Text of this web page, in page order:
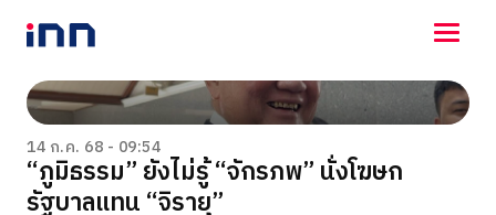
NEWS
ENTERTAINMENT
LIFESTYLE
HOROSCOPE
14 ก.ค. 68 - 09:54
“ภูมิธรรม” ยังไม่รู้ “จักรภพ” นั่งโฆษก
รัฐบาลแทน “จิรายุ”